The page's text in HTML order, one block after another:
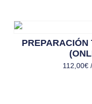
PREPARACIÓN
112,00€